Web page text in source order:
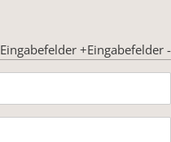
Eingabefelder -
Eingabefelder +